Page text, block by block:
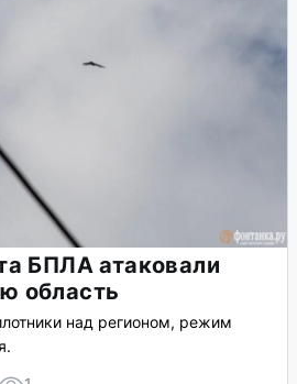
БПЛА атаковали
область
над регионом, режим